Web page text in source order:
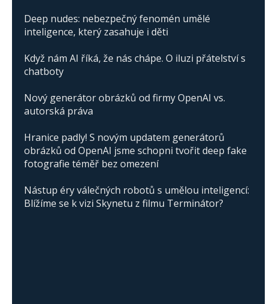
Deep nudes: nebezpečný fenomén umělé
inteligence, který zasahuje i děti
Když nám AI říká, že nás chápe. O iluzi přátelství s
chatboty
Nový generátor obrázků od firmy OpenAI vs.
autorská práva
Hranice padly! S novým updatem generátorů
obrázků od OpenAI jsme schopni tvořit deep fake
fotografie téměř bez omezení
Nástup éry válečných robotů s umělou inteligencí:
Blížíme se k vizi Skynetu z filmu Terminátor?